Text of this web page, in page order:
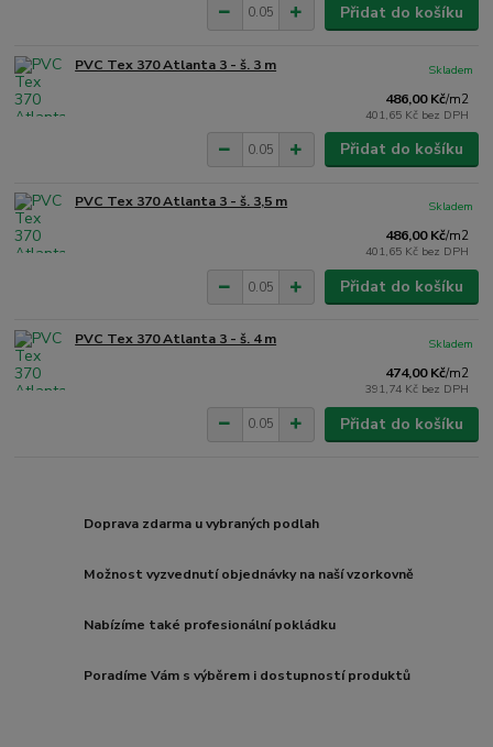
Přidat do košíku
PVC Tex 370 Atlanta 3 - š. 3 m
486,00 Kč/m2
401,65 Kč bez DPH
Skladem
Přidat do košíku
PVC Tex 370 Atlanta 3 - š. 3,5 m
486,00 Kč/m2
401,65 Kč bez DPH
Skladem
Přidat do košíku
PVC Tex 370 Atlanta 3 - š. 4 m
474,00 Kč/m2
391,74 Kč bez DPH
Skladem
Přidat do košíku
Doprava zdarma u vybraných podlah
Možnost vyzvednutí objednávky na naší vzorkovně
Nabízíme také profesionální pokládku
Poradíme Vám s výběrem i dostupností produktů